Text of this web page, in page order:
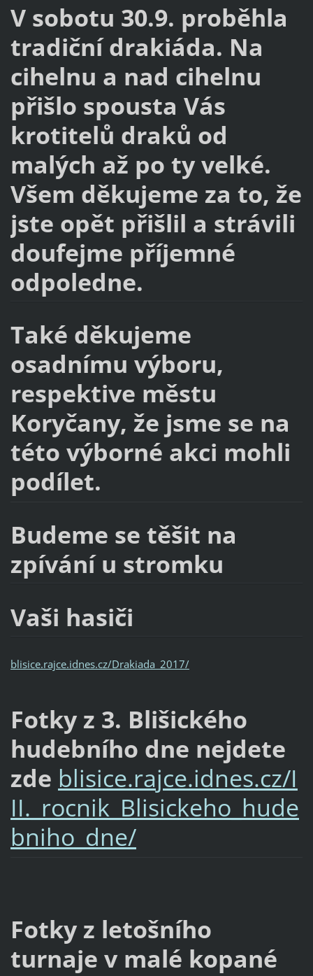
V sobotu 30.9. proběhla
tradiční drakiáda. Na
cihelnu a nad cihelnu
přišlo spousta Vás
krotitelů draků od
malých až po ty velké.
Všem děkujeme za to, že
jste opět přišlil a strávili
doufejme příjemné
odpoledne.
Také děkujeme
osadnímu výboru,
respektive městu
Koryčany, že jsme se na
této výborné akci mohli
podílet.
Budeme se těšit na
zpívání u stromku
Vaši hasiči
blisice.rajce.idnes.cz/Drakiada_2017/
Fotky z 3. Blišického
hudebního dne nejdete
zde blisice.rajce.idnes.cz/I
II._rocnik_Blisickeho_hude
bniho_dne/
Fotky z letošního
turnaje v malé kopané